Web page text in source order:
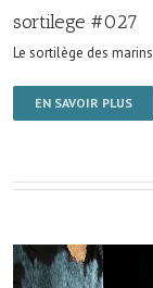
sortilege #027
Le sortilège des marins
EN SAVOIR PLUS